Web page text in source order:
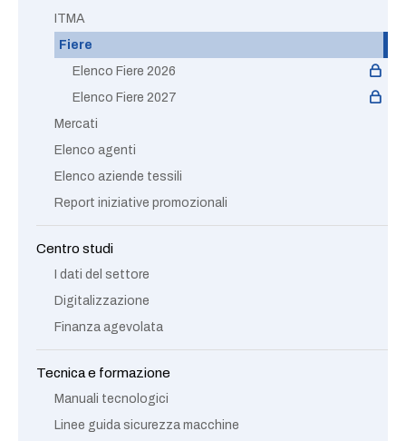
ITMA
Fiere
Elenco Fiere 2026
Elenco Fiere 2027
Mercati
Elenco agenti
Elenco aziende tessili
Report iniziative promozionali
Centro studi
I dati del settore
Digitalizzazione
Finanza agevolata
Tecnica e formazione
Manuali tecnologici
Linee guida sicurezza macchine